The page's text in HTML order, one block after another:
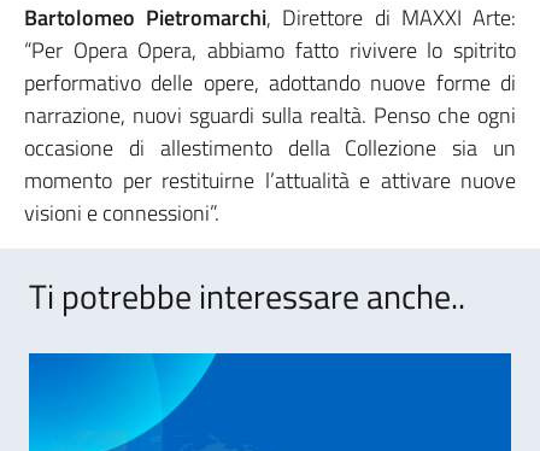
Bartolomeo Pietromarchi, Direttore di MAXXI Arte:
“Per Opera Opera, abbiamo fatto rivivere lo spitrito
performativo delle opere, adottando nuove forme di
narrazione, nuovi sguardi sulla realtà. Penso che ogni
occasione di allestimento della Collezione sia un
momento per restituirne l’attualità e attivare nuove
visioni e connessioni”.
Ti potrebbe interessare anche..